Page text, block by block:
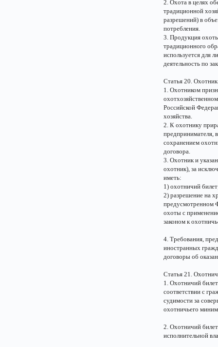
2. Охота в целях
традиционной
разрешений) в
потребления.
3. Продукция
традиционного
используется для
деятельность по
Статья 20. Охотник
1. Охотником
Российской
хозяйства.
2. К охотнику
предпринимателя,
сохранением
договора.
3. Охотник и
охотник), за
иметь:
1) охотничий
2) разрешение на
предусмотренном
охоты с
законом к
4. Требования,
иностранных
договоры об
Статья 21.
1. Охотничий
соответствии с
судимости за
охотничьего
2. Охотничий
исполнительной